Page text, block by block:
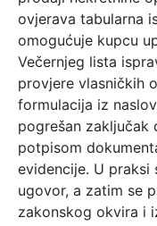
ovjerava tabularna
omogućuje kupcu
Večernjeg lista
provjere vlasničkih
formulacija iz
pogrešan zaključak
potpisom
evidencije. U
ugovor, a zatim se
zakonskog okvira i